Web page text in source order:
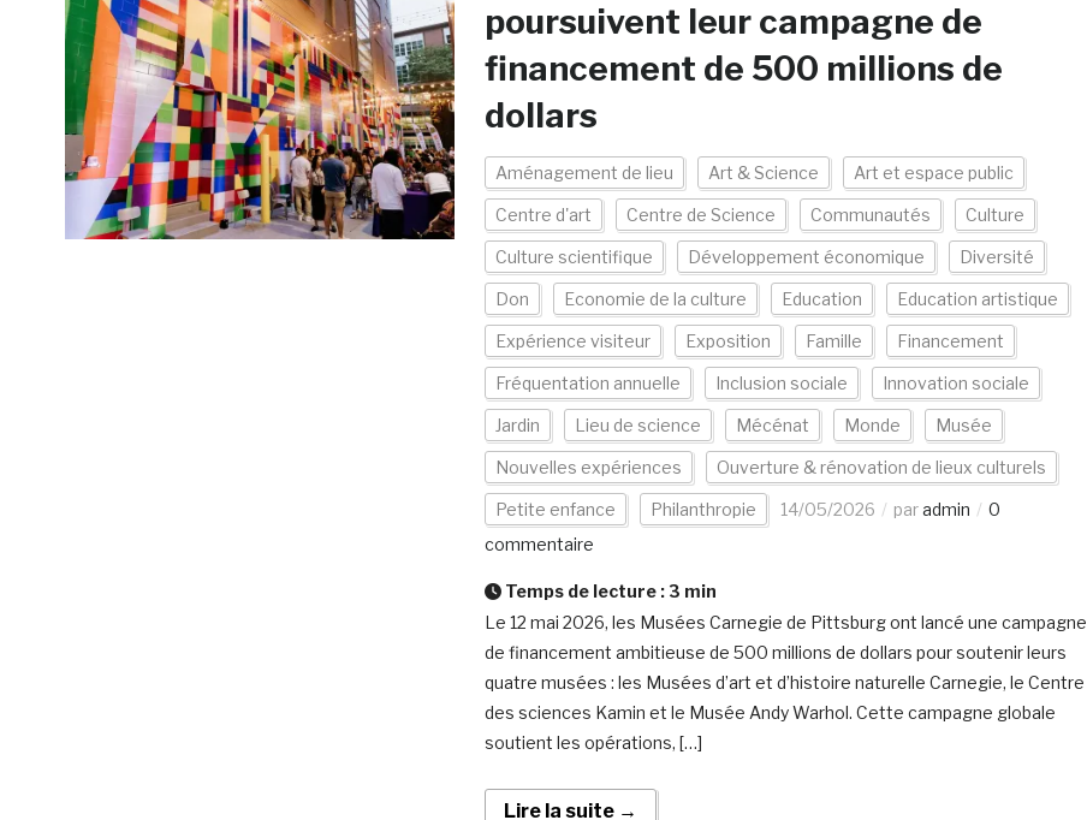
poursuivent leur campagne de
financement de 500 millions de
dollars
Aménagement de lieu Art & Science Art et espace public
Centre d'art Centre de Science Communautés Culture
Culture scientifique Développement économique Diversité
Don Economie de la culture Education Education artistique
Expérience visiteur Exposition Famille Financement
Fréquentation annuelle Inclusion sociale Innovation sociale
Jardin Lieu de science Mécénat Monde Musée
Nouvelles expériences Ouverture & rénovation de lieux culturels
Petite enfance Philanthropie 14/05/2026 paradmin
0
commentaire
Temps de lecture : 3 min
Le 12 mai 2026, les Musées Carnegie de Pittsburg ont lancé une campagne
de financement ambitieuse de 500 millions de dollars pour soutenir leurs
quatre musées : les Musées d’art et d’histoire naturelle Carnegie, le Centre
des sciences Kamin et le Musée Andy Warhol. Cette campagne globale
soutient les opérations, […]
Lire la suite →